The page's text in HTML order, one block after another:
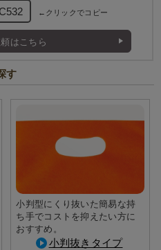
長めの持ち手で持ち運びしやす
い。
※画像は中横サイズ
←クリックでコピー
はこちら
す
小判型にくり抜いた簡易な持
ち手でコストを抑えたい方に
おすすめ。
小判抜きタイプ